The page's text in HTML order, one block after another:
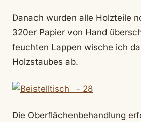
Danach wurden alle Holzteile
320er Papier von Hand
feuchten Lappen wische ich
Holzstaubes ab.
Die Oberflächenbehandlung